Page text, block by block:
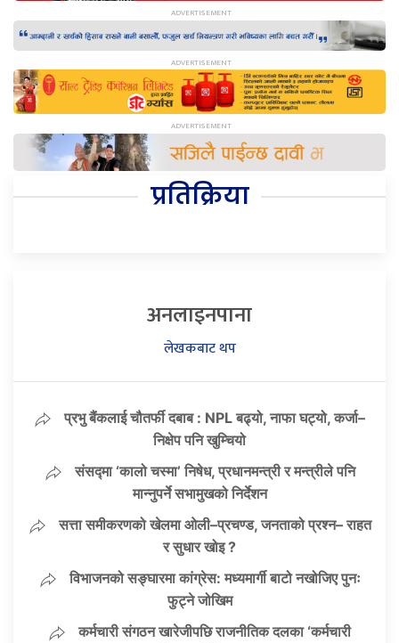
प्रतिक्रिया
अनलाइनपाना
लेखकबाट थप
प्रभु बैंकलाई चौतर्फी दबाब : NPL बढ्यो, नाफा घट्यो, कर्जा–
निक्षेप पनि खुम्चियो
संसद्मा ‘कालो चस्मा’ निषेध, प्रधानमन्त्री र मन्त्रीले पनि
मान्नुपर्ने सभामुखको निर्देशन
सत्ता समीकरणको खेलमा ओली–प्रचण्ड, जनताको प्रश्न– राहत
र सुधार खोइ ?
विभाजनको सङ्घारमा कांग्रेस: मध्यमार्गी बाटो नखोजिए पुनः
फुट्ने जोखिम
कर्मचारी संगठन खारेजीपछि राजनीतिक दलका ‘कर्मचारी